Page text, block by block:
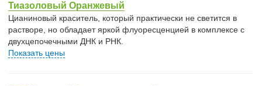
Тиазоловый Оранжевый
Цианиновый краситель, который практически не светится в
растворе, но обладает яркой флуоресценцией в комплексе с
двухцепочечными ДНК и РНК.
Показать цены